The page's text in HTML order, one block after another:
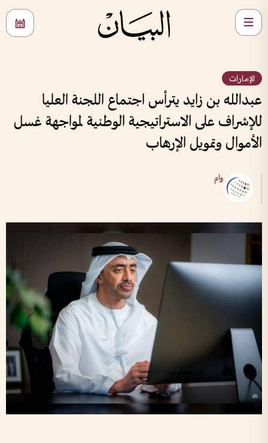
الإمارات
عبدالله بن زايد يترأس اجتماع اللجنة العليا
للإشراف على الاستراتيجية الوطنية لمواجهة غسل
الأموال وتمويل الإرهاب
وام